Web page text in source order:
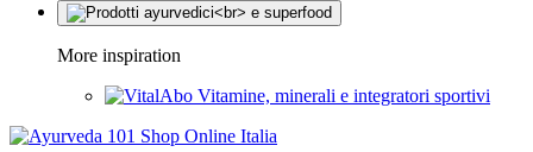
More inspiration
Vitamine, minerali e integratori sportivi